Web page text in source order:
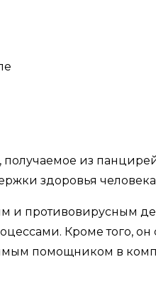
из
здоровья
и противовирусным
Кроме того,
помощником в